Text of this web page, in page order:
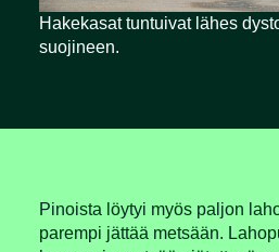
Hakekasat tuntuivat lähes
suojineen.
Pinoista löytyi myös paljon
parempi jättää metsään.